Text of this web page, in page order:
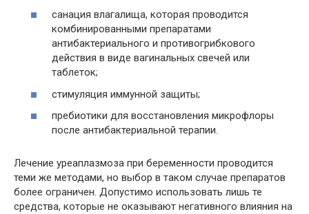
санация влагалища, которая проводится
комбинированными препаратами
антибактериального и противогрибкового
действия в виде вагинальных свечей или
таблеток;
стимуляция иммунной защиты;
пребиотики для восстановления микрофлоры
после антибактериальной терапии.
Лечение уреаплазмоза при беременности проводится
теми же методами, но выбор в таком случае препаратов
более ограничен. Допустимо использовать лишь те
средства, которые не оказывают негативного влияния на